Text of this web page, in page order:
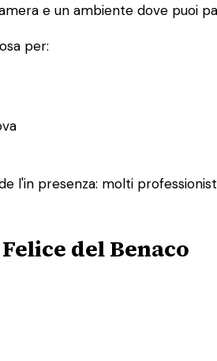
e un ambiente dove puoi
per:
l'in presenza: molti
del Benaco